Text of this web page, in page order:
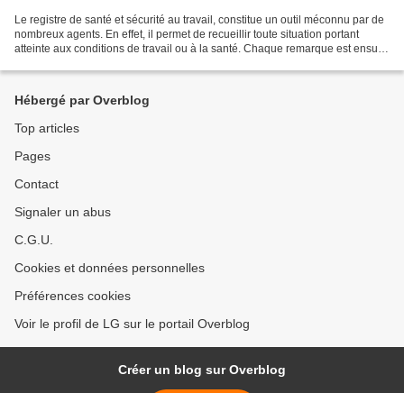
Le registre de santé et sécurité au travail, constitue un outil méconnu par de
nombreux agents. En effet, il permet de recueillir toute situation portant
atteinte aux conditions de travail ou à la santé. Chaque remarque est ensuite
Hébergé par Overblog
Top articles
Pages
Contact
Signaler un abus
C.G.U.
Cookies et données personnelles
Préférences cookies
Voir le profil de LG sur le portail Overblog
Créer un blog sur Overblog